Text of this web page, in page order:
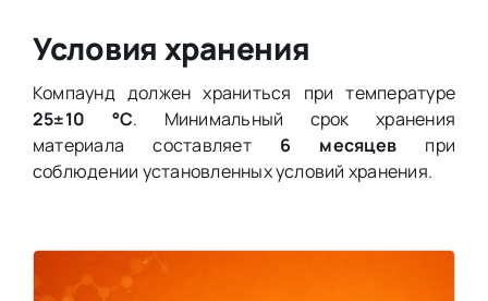
Условия хранения
Компаунд должен храниться при температуре
25±10 °С. Минимальный срок хранения
материала составляет 6 месяцев при
соблюдении установленных условий хранения.